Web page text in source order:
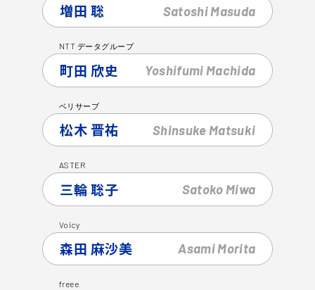
増田 聡 SatoshiMasuda
NTT データグループ
町田 欣史 Yoshifumi Machida
ベリサーブ
松木 晋祐 Shinsuke Matsuki
ASTER
三輪 聡子 Satoko Miwa
Voicy
森田 麻沙美 AsamiMorita
freee